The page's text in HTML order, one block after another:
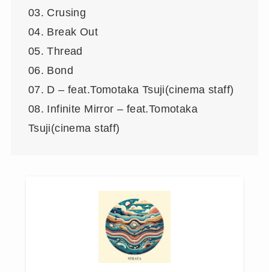
03. Crusing
04. Break Out
05. Thread
06. Bond
07. D – feat.Tomotaka Tsuji(cinema staff)
08. Infinite Mirror – feat.Tomotaka
Tsuji(cinema staff)